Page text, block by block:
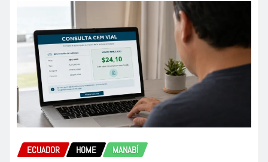
ECUADOR HOME MANABÍ